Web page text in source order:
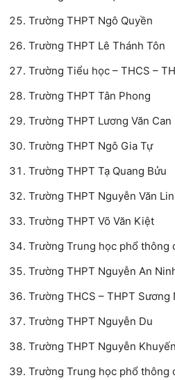
Trường THPT Ngô Quyền
Trường THPT Lê Thánh Tôn
Trường Tiểu học – THCS –
Trường THPT Tân Phong
Trường THPT Lương Văn Can
Trường THPT Ngô Gia Tự
Trường THPT Tạ Quang Bửu
Trường THPT Nguyễn Văn
Trường THPT Võ Văn Kiệt
Trường Trung học phổ thông
Trường THPT Nguyễn An
Trường THCS – THPT Sương
Trường THPT Nguyễn Du
Trường THPT Nguyễn Khuyến
Trường Trung học phổ thông